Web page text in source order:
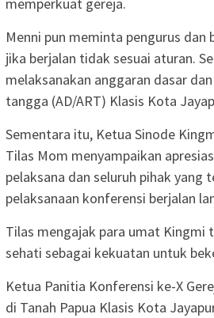
Menni pun meminta pengurus dan
jika berjalan tidak sesuai aturan.
melaksanakan anggaran dasar
tangga (AD/ART) Klasis Kota
Sementara itu, Ketua Sinode
Tilas Mom menyampaikan
pelaksana dan seluruh pihak yang
pelaksanaan konferensi berjalan
Tilas mengajak para umat Kingmi
sehati sebagai kekuatan untuk
Ketua Panitia Konferensi ke-X
di Tanah Papua Klasis Kota